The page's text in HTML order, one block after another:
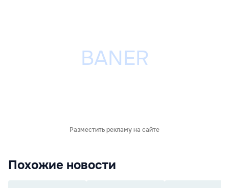
Разместить рекламу на сайте
Похожие новости